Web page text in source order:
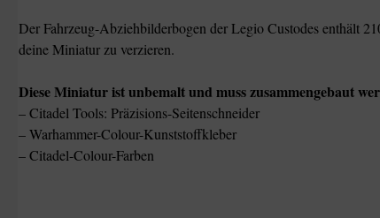
Der Fahrzeug-Abziehbilderbogen der Legio Custodes enthält
deine Miniatur zu verzieren.
Diese Miniatur ist unbemalt und muss zusammengebaut
– Citadel Tools: Präzisions-Seitenschneider
– Warhammer-Colour-Kunststoffkleber
– Citadel-Colour-Farben